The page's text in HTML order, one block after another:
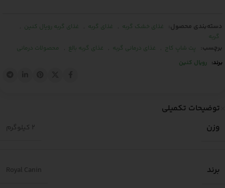
دسته‌بندی محصول: غذای خشک گربه , غذای گربه , غذای گربه رویال کنین ,
گربه
برچسب: پت شاپ کاج , غذای درمانی گربه , غذای گربه بالغ ,
محصولات درمانی
برند: رویال کنین
توضیحات تکمیلی
وزن
2 کیلوگرم
برند Royal Canin